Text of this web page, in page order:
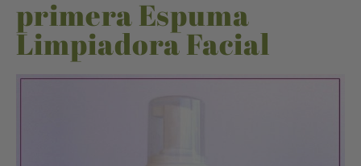
primera Espuma
Limpiadora Facial